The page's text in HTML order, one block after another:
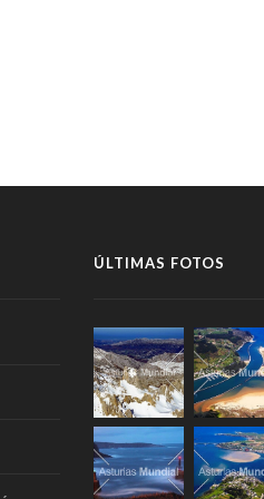
ÚLTIMAS FOTOS